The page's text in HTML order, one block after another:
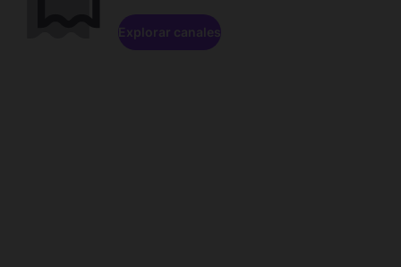
Explorar canales